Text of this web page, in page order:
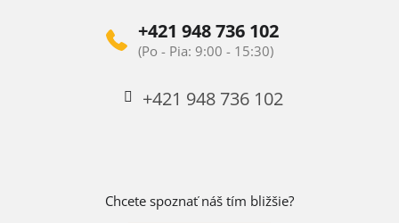
+421 948 736 102
+421 948 736 102
Chcete spoznať náš tím bližšie?